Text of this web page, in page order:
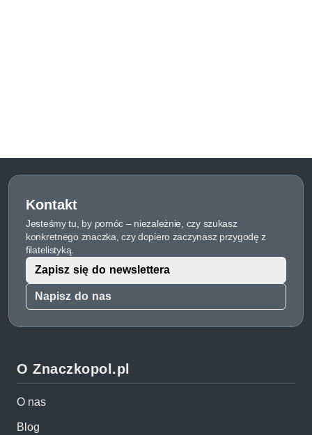
Kontakt
Jesteśmy tu, by pomóc – niezależnie, czy szukasz
konkretnego znaczka, czy dopiero zaczynasz przygodę z
filatelistyką.
Napisz do nas
Zapisz się do newslettera
O Znaczkopol.pl
O nas
Blog